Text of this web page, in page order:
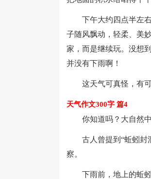
下午大约四点半左右
子随风飘动，轻柔、美
家，而是继续玩。没想
并没有下雨啊！
这天气可真怪，有可
天气作文300字 篇4
你知道吗？大自然中
古人曾提到“蚯蚓封洞
察。
下雨前，地上的蚯蚓